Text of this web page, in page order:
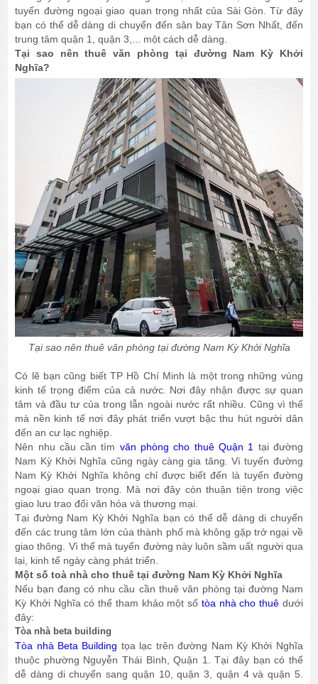
tuyến đường ngoại giao quan trọng nhất của Sài Gòn. Từ đây
bạn có thể dễ dàng di chuyển đến sân bay Tân Sơn Nhất, đến
trung tâm quận 1, quận 3,... một cách dễ dàng.
Tại sao nên thuê văn phòng tại đường Nam Kỳ Khởi
Nghĩa?
Tại sao nên thuê văn phòng tại đường Nam Kỳ Khởi Nghĩa
Có lẽ bạn cũng biết TP Hồ Chí Minh là một trong những vùng
kinh tế trọng điểm của cả nước. Nơi đây nhận được sự quan
tâm và đầu tư của trong lẫn ngoài nước rất nhiều. Cũng vì thế
mà nền kinh tế nơi đây phát triển vượt bậc thu hút người dân
đến an cư lạc nghiệp.
Nên nhu cầu cần tìm văn phòng cho thuê Quận 1
tại đường
Nam Kỳ Khởi Nghĩa cũng ngày càng gia tăng. Vì tuyến đường
Nam Kỳ Khởi Nghĩa không chỉ được biết đến là tuyến đường
ngoại giao quan trọng. Mà nơi đây còn thuận tiện trong việc
giao lưu trao đổi văn hóa và thương mại.
Tại đường Nam Kỳ Khởi Nghĩa bạn có thể dễ dàng di chuyển
đến các trung tâm lớn của thành phố mà không gặp trở ngại về
giao thông. Vì thế mà tuyến đường này luôn sầm uất người qua
lại, kinh tế ngày càng phát triển.
Một số toà nhà cho thuê tại đường Nam Kỳ Khởi Nghĩa
Nếu bạn đang có nhu cầu cần thuê văn phòng tại đường Nam
Kỳ Khởi Nghĩa có thể tham khảo một số tòa nhà cho thuê dưới
đây:
Tòa nhà beta building
Tòa nhà Beta Building tọa lạc trên đường Nam Kỳ Khởi Nghĩa
thuộc phường Nguyễn Thái Bình, Quận 1. Tại đây bạn có thể
dễ dàng di chuyển sang quận 10, quận 3, quận 4 và quận 5.